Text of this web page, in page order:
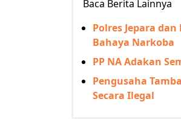
Baca Berita Lainnya
Polres Jepara
Bahaya Narkoba
PP NA Adakan
Pengusaha
Secara Ilegal